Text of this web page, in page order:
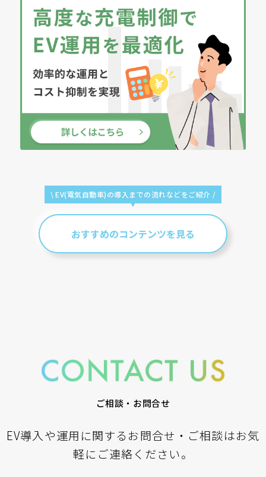
\ EV(電気自動車)の導入までの流れなどをご紹介 /
おすすめのコンテンツを見る
ご相談・お問合せ
EV導入や運用に関するお問合せ・ご相談はお気
軽にご連絡ください。